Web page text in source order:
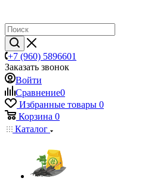
+7 (960) 5896601
Заказать звонок
Войти
Сравнение0
Избранные товары 0
Корзина 0
Каталог